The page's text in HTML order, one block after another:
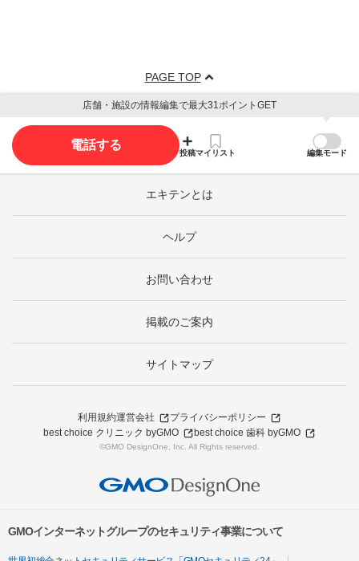
PAGE TOP
店舗・施設の情報編集で最大31ポイントGET
電話する
投稿マイリスト 編集モード
エキテンとは
ヘルプ
お問い合わせ
掲載のご案内
サイトマップ
利用規約運営会社
プライバシーポリシー
best choice クリニック byGMO
best choice 歯科 byGMO
©GMO DesignOne, Inc. All Rights reserved.
GMOインターネットグループのセキュリティ事業について